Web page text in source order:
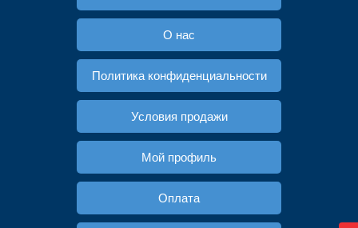
О нас
Политика конфиденциальности
Условия продажи
Мой профиль
Оплата